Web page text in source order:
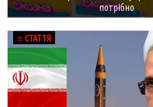
потрібно
≡ СТАТТЯ